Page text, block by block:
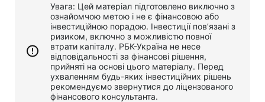
Увага: Цей матеріал підготовлено виключно з
ознайомчою метою і не є фінансовою або
інвестиційною порадою. Інвестиції пов’язані з
ризиком, включно з можливістю повної
втрати капіталу. РБК-Україна не несе
відповідальності за фінансові рішення,
прийняті на основі цього матеріалу. Перед
ухваленням будь-яких інвестиційних рішень
рекомендуємо звернутися до ліцензованого
фінансового консультанта.